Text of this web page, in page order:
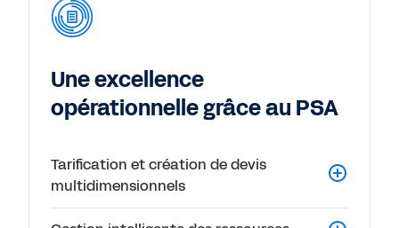
Une excellence
opérationnelle grâce au PSA
Tarification et création de devis
multidimensionnels